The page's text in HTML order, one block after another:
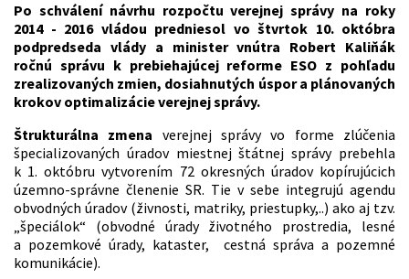
Po schválení návrhu rozpočtu verejnej správy na roky
2014 - 2016 vládou predniesol vo štvrtok 10. októbra
podpredseda vlády a minister vnútra Robert Kaliňák
ročnú správu k prebiehajúcej reforme ESO z pohľadu
zrealizovaných zmien, dosiahnutých úspor a plánovaných
krokov optimalizácie verejnej správy.
Štrukturálna zmena verejnej správy vo forme zlúčenia
špecializovaných úradov miestnej štátnej správy prebehla
k 1. októbru vytvorením 72 okresných úradov kopírujúcich
územno-správne členenie SR. Tie v sebe integrujú agendu
obvodných úradov (živnosti, matriky, priestupky,..) ako aj tzv.
„špeciálok“ (obvodné úrady životného prostredia, lesné
a pozemkové úrady, kataster, cestná správa a pozemné
komunikácie).